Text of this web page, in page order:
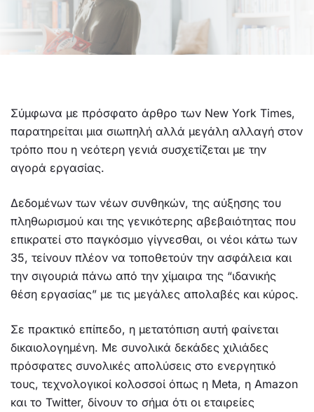
Σύμφωνα με πρόσφατο άρθρο των New York Times,
παρατηρείται μια σιωπηλή αλλά μεγάλη αλλαγή στον
τρόπο που η νεότερη γενιά συσχετίζεται με την
αγορά εργασίας.
Δεδομένων των νέων συνθηκών, της αύξησης του
πληθωρισμού και της γενικότερης αβεβαιότητας που
επικρατεί στο παγκόσμιο γίγνεσθαι, οι νέοι κάτω των
35, τείνουν πλέον να τοποθετούν την ασφάλεια και
την σιγουριά πάνω από την χίμαιρα της “ιδανικής
θέση εργασίας” με τις μεγάλες απολαβές και κύρος.
Σε πρακτικό επίπεδο, η μετατόπιση αυτή φαίνεται
δικαιολογημένη. Με συνολικά δεκάδες χιλιάδες
πρόσφατες συνολικές απολύσεις στο ενεργητικό
τους, τεχνολογικοί κολοσσοί όπως η Meta, η Amazon
και το Twitter, δίνουν το σήμα ότι οι εταιρείες